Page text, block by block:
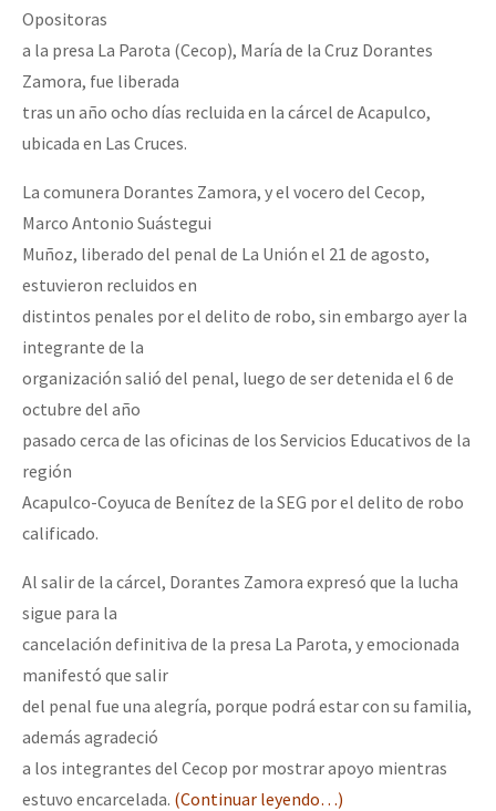
Opositoras
a la presa La Parota (Cecop), María de la Cruz Dorantes
Zamora, fue liberada
tras un año ocho días recluida en la cárcel de Acapulco,
ubicada en Las Cruces.
La comunera Dorantes Zamora, y el vocero del Cecop,
Marco Antonio Suástegui
Muñoz, liberado del penal de La Unión el 21 de agosto,
estuvieron recluidos en
distintos penales por el delito de robo, sin embargo ayer la
integrante de la
organización salió del penal, luego de ser detenida el 6 de
octubre del año
pasado cerca de las oficinas de los Servicios Educativos de la
región
Acapulco-Coyuca de Benítez de la SEG por el delito de robo
calificado.
Al salir de la cárcel, Dorantes Zamora expresó que la lucha
sigue para la
cancelación definitiva de la presa La Parota, y emocionada
manifestó que salir
del penal fue una alegría, porque podrá estar con su familia,
además agradeció
a los integrantes del Cecop por mostrar apoyo mientras
estuvo encarcelada. (Continuar leyendo…)